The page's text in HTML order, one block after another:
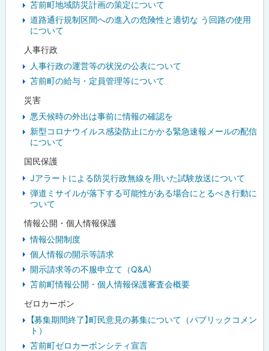
苫前町地域防災計画の策定について
道路通行規制区間への進入の危険性と適切な う回路の使用
について
人事行政
人事行政の運営等の状況の公表について
苫前町の給与・定員管理等について
災害
悪天候時の外出は事前に情報の確認を
新型コロナウイルス感染防止にかかる緊急速報メールの配信
について
国民保護
Jアラートによる防災行政無線を用いた試験放送について
弾道ミサイルが落下する可能性がある場合にとるべき行動に
ついて
情報公開・個人情報保護
情報公開制度
個人情報の開示等請求
開示請求等の不服申立て（Q&A）
苫前町情報公開・個人情報保護審査会概要
ゼロカーボン
【募集期間終了】町民意見の募集について（パブリックコメン
ト）
苫前町ゼロカーボンシティ宣言